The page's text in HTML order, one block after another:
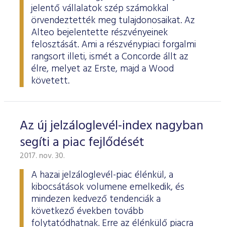
jelentő vállalatok szép számokkal
örvendeztették meg tulajdonosaikat. Az
Alteo bejelentette részvényeinek
felosztását. Ami a részvénypiaci forgalmi
rangsort illeti, ismét a Concorde állt az
élre, melyet az Erste, majd a Wood
követett.
Az új jelzáloglevél-index nagyban
segíti a piac fejlődését
2017. nov. 30.
A hazai jelzáloglevél-piac élénkül, a
kibocsátások volumene emelkedik, és
mindezen kedvező tendenciák a
következő években tovább
folytatódhatnak. Erre az élénkülő piacra